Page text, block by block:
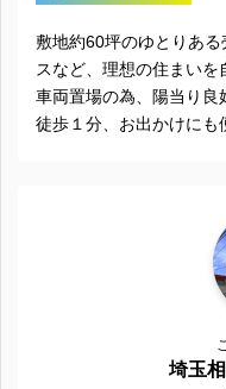
敷地約60坪のゆとりあ
スなど、理想の住まい
車両置場の為、陽当り
徒歩１分、お出かけにも
埼玉